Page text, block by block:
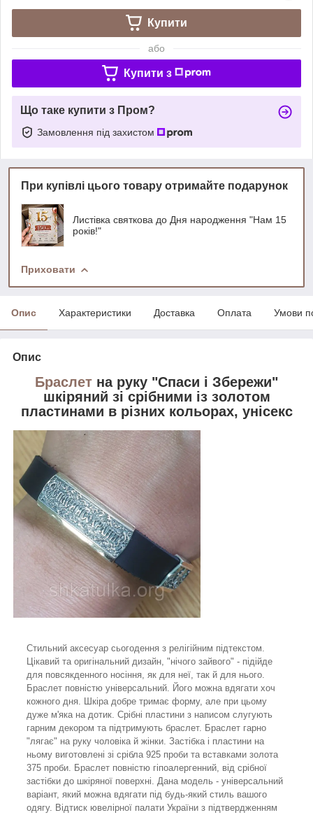
Купити
або
Купити з
Що таке купити з Пром?
Замовлення під захистом
При купівлі цього товару отримайте подарунок
Листівка святкова до Дня народження "Нам 15
років!"
Приховати
Опис Характеристики Доставка Оплата Умови
Опис
Браслет на руку "Спаси і Збережи"
шкіряний зі срібними із золотом
пластинами в різних кольорах, унісекс
Стильний аксесуар сьогодення з релігійним підтекстом.
Цікавий та оригінальний дизайн, "нічого зайвого" - підійде
для повсякденного носіння, як для неї, так й для нього.
Браслет повністю універсальний. Його можна вдягати хоч
кожного дня. Шкіра добре тримає форму, але при цьому
дуже м'яка на дотик. Срібні пластини з написом слугують
гарним декором та підтримують браслет. Браслет гарно
"лягає" на руку чоловіка й жінки. Застібка і пластини на
ньому виготовлені зі срібла 925 проби та вставками золота
375 проби. Браслет повністю гіпоалергенний, від срібної
застібки до шкіряної поверхні. Дана модель - універсальний
варіант, який можна вдягати під будь-який стиль вашого
одягу. Відтиск ювелірної палати України з підтвердженням